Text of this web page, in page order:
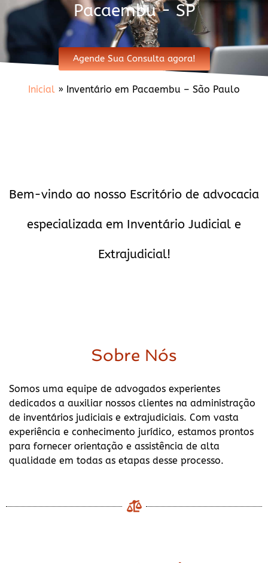
Pacaembu - SP
Agende Sua Consulta agora!
Inicial » Inventário em Pacaembu – São Paulo
Bem-vindo ao nosso Escritório de advocacia
especializada em Inventário Judicial e
Extrajudicial!
Sobre Nós
Somos uma equipe de advogados experientes
dedicados a auxiliar nossos clientes na administração
de inventários judiciais e extrajudiciais. Com vasta
experiência e conhecimento jurídico, estamos prontos
para fornecer orientação e assistência de alta
qualidade em todas as etapas desse processo.